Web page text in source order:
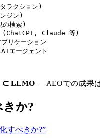
ラクション)
ジン)
検索)
(ChatGPT, Claude 等)
リケーション
エージェント
⊂ LLMO — AEOでの成果
きか?
すべきか?”